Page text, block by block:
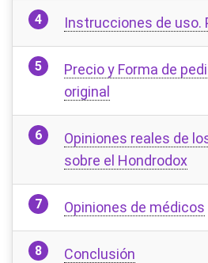
Instrucciones de uso.
Precio y Forma de
original
Opiniones reales de
sobre el Hondrodox
Opiniones de médicos
Conclusión